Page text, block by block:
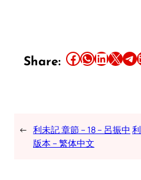
Share: Share this article on Facebook Share this article on WhatsApp Share this article on LinkedIn Share this article on X Share this article on Telegram
← 利未記 章節 – 18 – 呂振中
版本 – 繁体中文